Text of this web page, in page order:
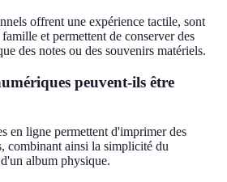
offrent une expérience tactile, sont
et permettent de conserver des
des notes ou des souvenirs matériels.
peuvent-ils être
en ligne permettent d'imprimer des
combinant ainsi la simplicité du
album physique.